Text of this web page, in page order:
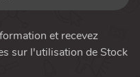
et recevez
sur l'utilisation de Stock